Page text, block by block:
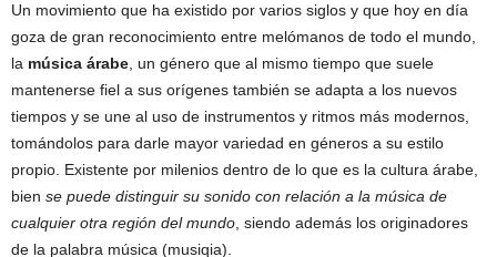
Un movimiento que ha existido por varios siglos y que hoy en día
goza de gran reconocimiento entre melómanos de todo el mundo,
la música árabe , un género que al mismo tiempo que suele
mantenerse fiel a sus orígenes también se adapta a los nuevos
tiempos y se une al uso de instrumentos y ritmos más modernos,
tomándolos para darle mayor variedad en géneros a su estilo
propio. Existente por milenios dentro de lo que es la cultura árabe,
bien se puede distinguir su sonido con relación a la música de
cualquier otra región del mundo , siendo además los originadores
de la palabra música (musiqia).